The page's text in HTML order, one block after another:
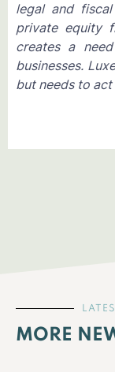
legal and
private equity
creates a
businesses.
but needs to
MORE